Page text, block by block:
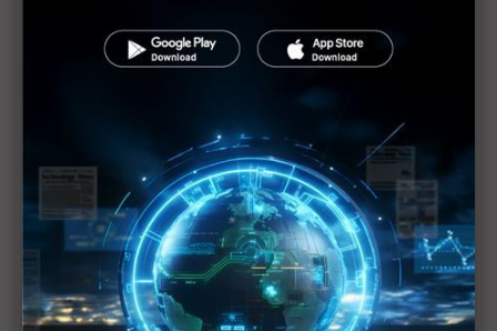
建立多物理模擬基礎 優化設計流程管理效能
借助明緯標準品電源 迅速滿足智慧廠區應用需求
橋接IT與OT 構築製造業數位轉型基礎平台
台塑網供應鏈管理電子化 解決長鞭效應與產銷失調問
環保組合式濾網 半導體廠高效管控AMC且降低碳排衝
擊